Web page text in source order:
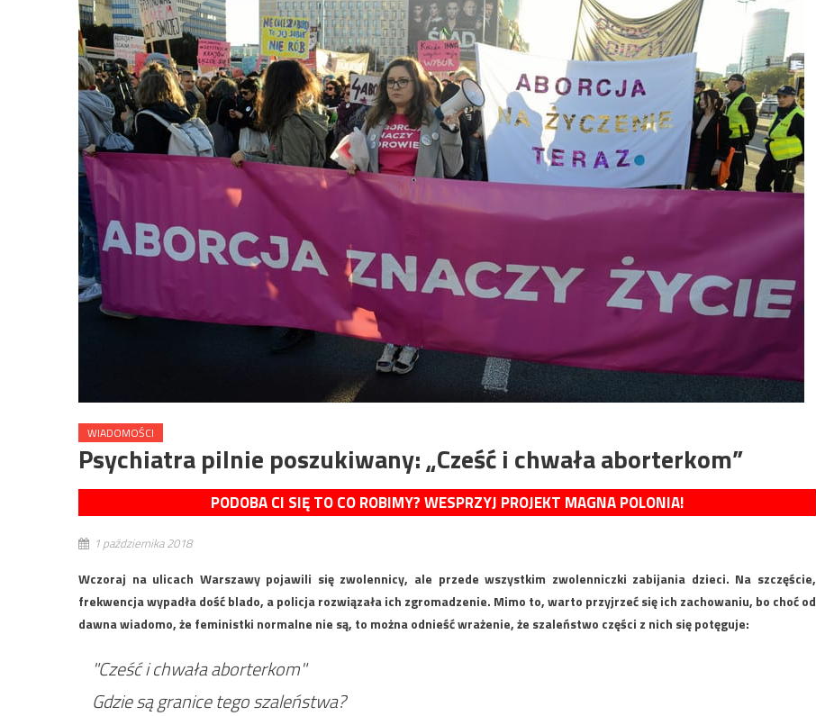
WIADOMOŚCI
Psychiatra pilnie poszukiwany: „Cześć i chwała aborterkom”
PODOBA CI SIĘ TO CO ROBIMY? WESPRZYJ PROJEKT MAGNA POLONIA!
1 października 2018
Wczoraj na ulicach Warszawy pojawili się zwolennicy, ale przede wszystkim zwolenniczki zabijania dzieci. Na szczęście,
frekwencja wypadła dość blado, a policja rozwiązała ich zgromadzenie. Mimo to, warto przyjrzeć się ich zachowaniu, bo choć od
dawna wiadomo, że feministki normalne nie są, to można odnieść wrażenie, że szaleństwo części z nich się potęguje:
"Cześć i chwała aborterkom"
Gdzie są granice tego szaleństwa?